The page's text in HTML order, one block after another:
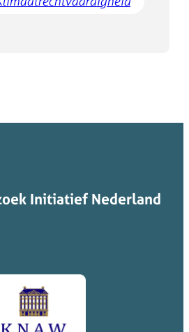
Initiatief Nederland